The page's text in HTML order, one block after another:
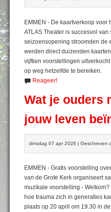
EMMEN - De kaartverkoop
ATLAS Theater is succesvol
seizoensopening stroomden de
werden direct duizenden
vijftien voorstellingen
op weg hetzelfde te bereiken.
Reageer!
Wat je ouders
jouw leven
dinsdag 07 apr 2026 | Geschreven
EMMEN - Gratis voorstelling
van de Grote Kerk organiseert
muzikale voorstelling -
hoe trauma zich in generaties
plaats op 20 april om 19.30 in